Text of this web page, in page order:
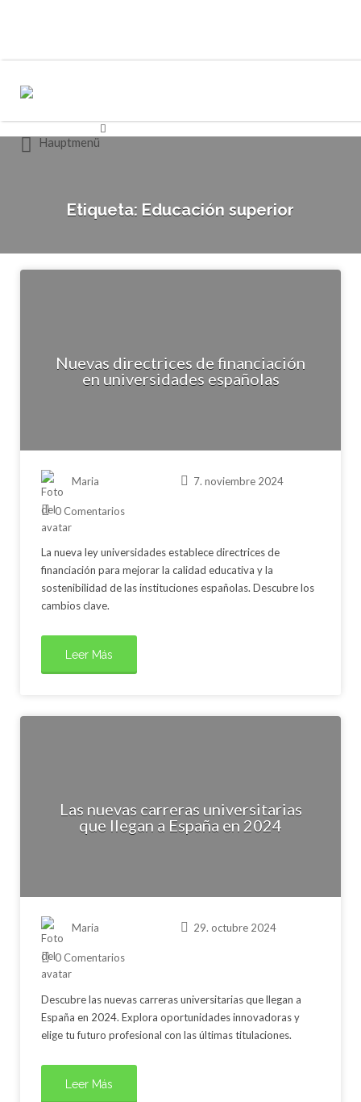
por:
Hauptmenü
Etiqueta: Educación superior
Nuevas directrices de financiación
en universidades españolas
Maria 7. noviembre 2024
0 Comentarios
La nueva ley universidades establece directrices de
financiación para mejorar la calidad educativa y la
sostenibilidad de las instituciones españolas. Descubre los
cambios clave.
Leer Más
Las nuevas carreras universitarias
que llegan a España en 2024
Maria 29. octubre 2024
0 Comentarios
Descubre las nuevas carreras universitarias que llegan a
España en 2024. Explora oportunidades innovadoras y
elige tu futuro profesional con las últimas titulaciones.
Leer Más